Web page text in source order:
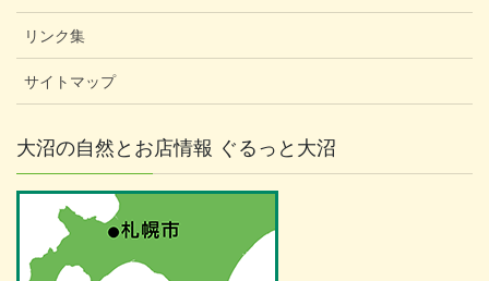
リンク集
サイトマップ
大沼の自然とお店情報 ぐるっと大沼